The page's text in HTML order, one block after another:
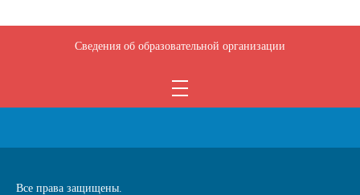
Сведения об образовательной организации
Все права защищены.